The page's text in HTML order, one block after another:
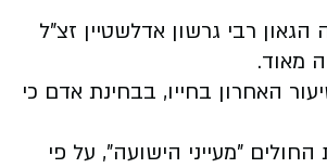
רבי גרשון אדלשטיין זצ"ל
מאוד.
האחרון בחייו, בבחינת אדם כי
"מעייני הישועה", על פי